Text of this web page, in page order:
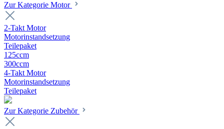
Zur Kategorie Motor
2-Takt Motor
Motorinstandsetzung
Teilepaket
125ccm
300ccm
4-Takt Motor
Motorinstandsetzung
Teilepaket
Zur Kategorie Zubehör